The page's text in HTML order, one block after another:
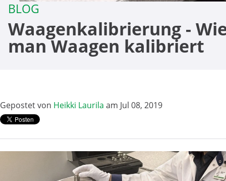
BLOG
Waagenkalibrierung -
man Waagen kalibriert
Gepostet von Heikki Laurila am Jul 08, 2019